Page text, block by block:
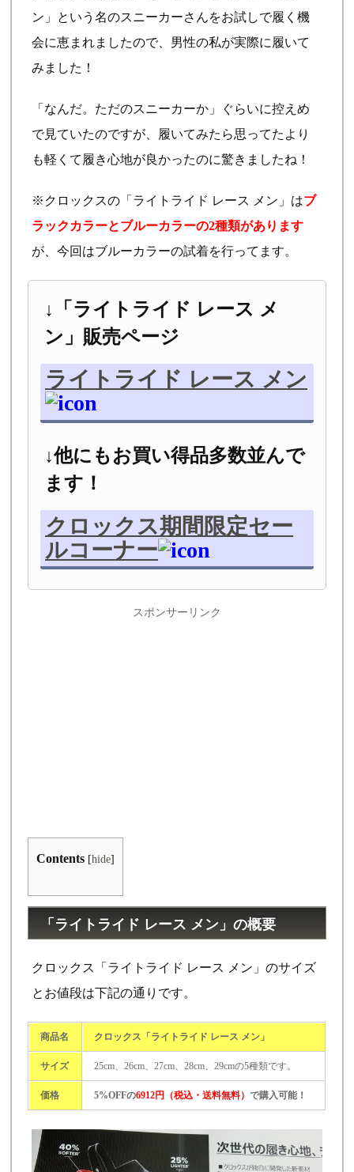
ン」という名のスニーカーさんをお試しで履く機
会に恵まれましたので、男性の私が実際に履いて
みました！
「なんだ。ただのスニーカーか」ぐらいに控えめ
で見ていたのですが、履いてみたら思ってたより
も軽くて履き心地が良かったのに驚きましたね！
※クロックスの「ライトライド レース メン」はブ
ラックカラーとブルーカラーの2種類があります
が、今回はブルーカラーの試着を行ってます。
↓「ライトライド レース メ
ン」販売ページ
ライトライド レース メン
↓他にもお買い得品多数並んで
ます！
クロックス期間限定セー
ルコーナー
スポンサーリンク
Contents [hide]
「ライトライド レース メン」の概要
クロックス「ライトライド レース メン」のサイズ
とお値段は下記の通りです。
商品名 クロックス「ライトライド レース メン」
サイズ 25cm、26cm、27cm、28cm、29cmの5種類です。
価格 5%OFFの6912円（税込・送料無料）で購入可能！